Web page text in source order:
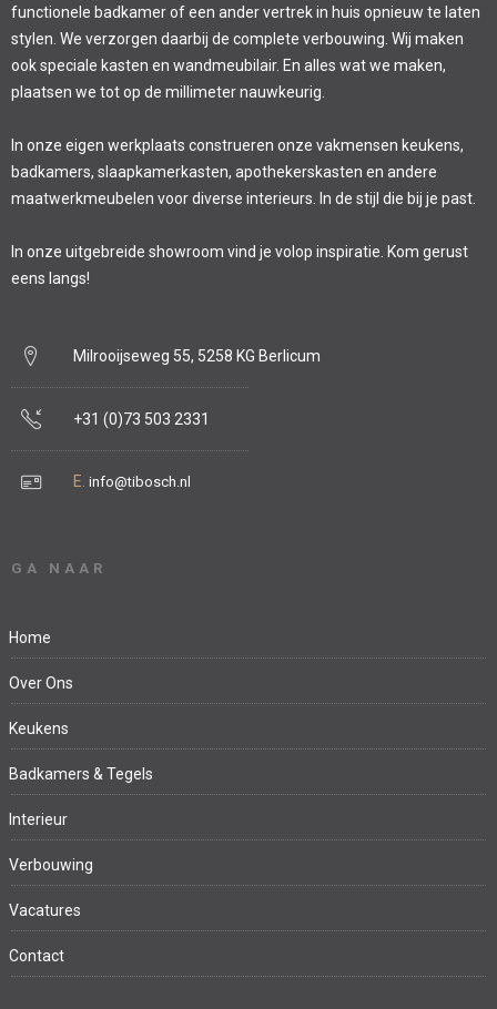
functionele badkamer of een ander vertrek in huis opnieuw te laten
stylen. We verzorgen daarbij de complete verbouwing. Wij maken
ook speciale kasten en wandmeubilair. En alles wat we maken,
plaatsen we tot op de millimeter nauwkeurig.
In onze eigen werkplaats construeren onze vakmensen keukens,
badkamers, slaapkamerkasten, apothekerskasten en andere
maatwerkmeubelen voor diverse interieurs. In de stijl die bij je past.
In onze uitgebreide showroom vind je volop inspiratie. Kom gerust
eens langs!
Milrooijseweg 55, 5258 KG Berlicum
+31 (0)73 503 2331
E. info@tibosch.nl
GA NAAR
Home
Over Ons
Keukens
Badkamers & Tegels
Interieur
Verbouwing
Vacatures
Contact